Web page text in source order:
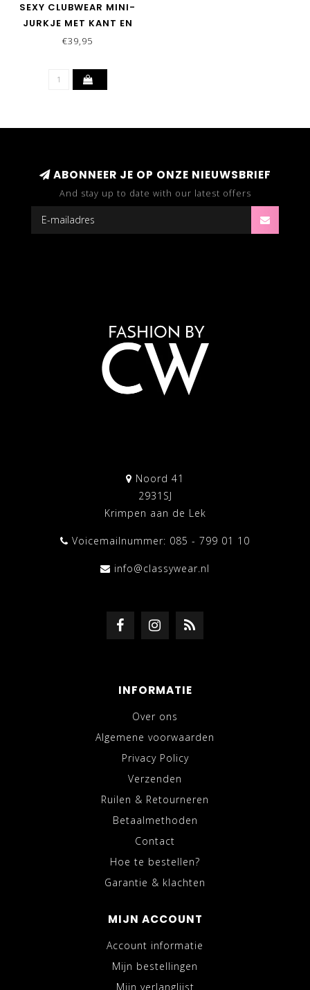
SEXY CLUBWEAR MINI-
JURKJE MET KANT EN
HIGH NECK - ZWART
€39,95
ABONNEER JE OP ONZE NIEUWSBRIEF
And stay up to date with our latest offers
Noord 41
2931SJ
Krimpen aan de Lek
Voicemailnummer: 085 - 799 01 10
info@classywear.nl
INFORMATIE
Over ons
Algemene voorwaarden
Privacy Policy
Verzenden
Ruilen & Retourneren
Betaalmethoden
Contact
Hoe te bestellen?
Garantie & klachten
MIJN ACCOUNT
Account informatie
Mijn bestellingen
Mijn verlanglijst